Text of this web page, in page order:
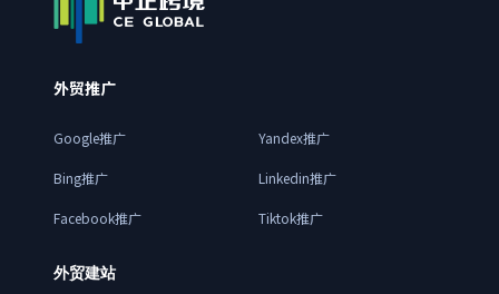
外贸推广
Google推广 Yandex推广
Bing推广 Linkedin推广
Facebook推广 Tiktok推广
外贸建站